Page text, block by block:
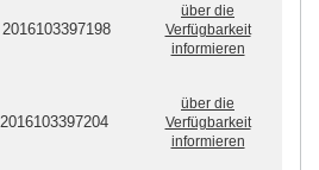
2016103397198
über die
Verfügbarkeit
informieren
2016103397204
über die
Verfügbarkeit
informieren